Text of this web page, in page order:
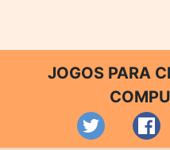
JOGOS PARA